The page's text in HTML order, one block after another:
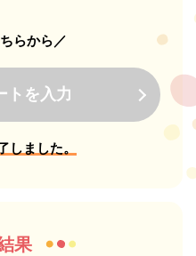
らから／
トを入力
しました。
果